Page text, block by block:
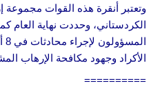
وتعتبر أنقرة هذه القوات مجموعة
الكردستاني، وحددت نهاية العام
الأكراد وجهود مكافحة الإرهاب
==========